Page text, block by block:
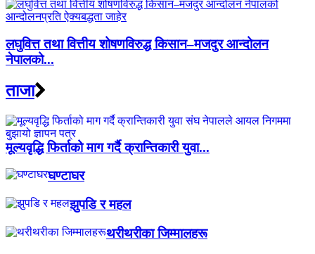
लघुवित्त तथा वित्तीय शोषणविरुद्ध किसान–मजदुर आन्दोलन
नेपालको...
ताजा
मूल्यवृद्धि फिर्ताको माग गर्दै क्रान्तिकारी युवा...
घण्टाघर
झुपडि र महल
थरीथरीका जिम्मालहरू